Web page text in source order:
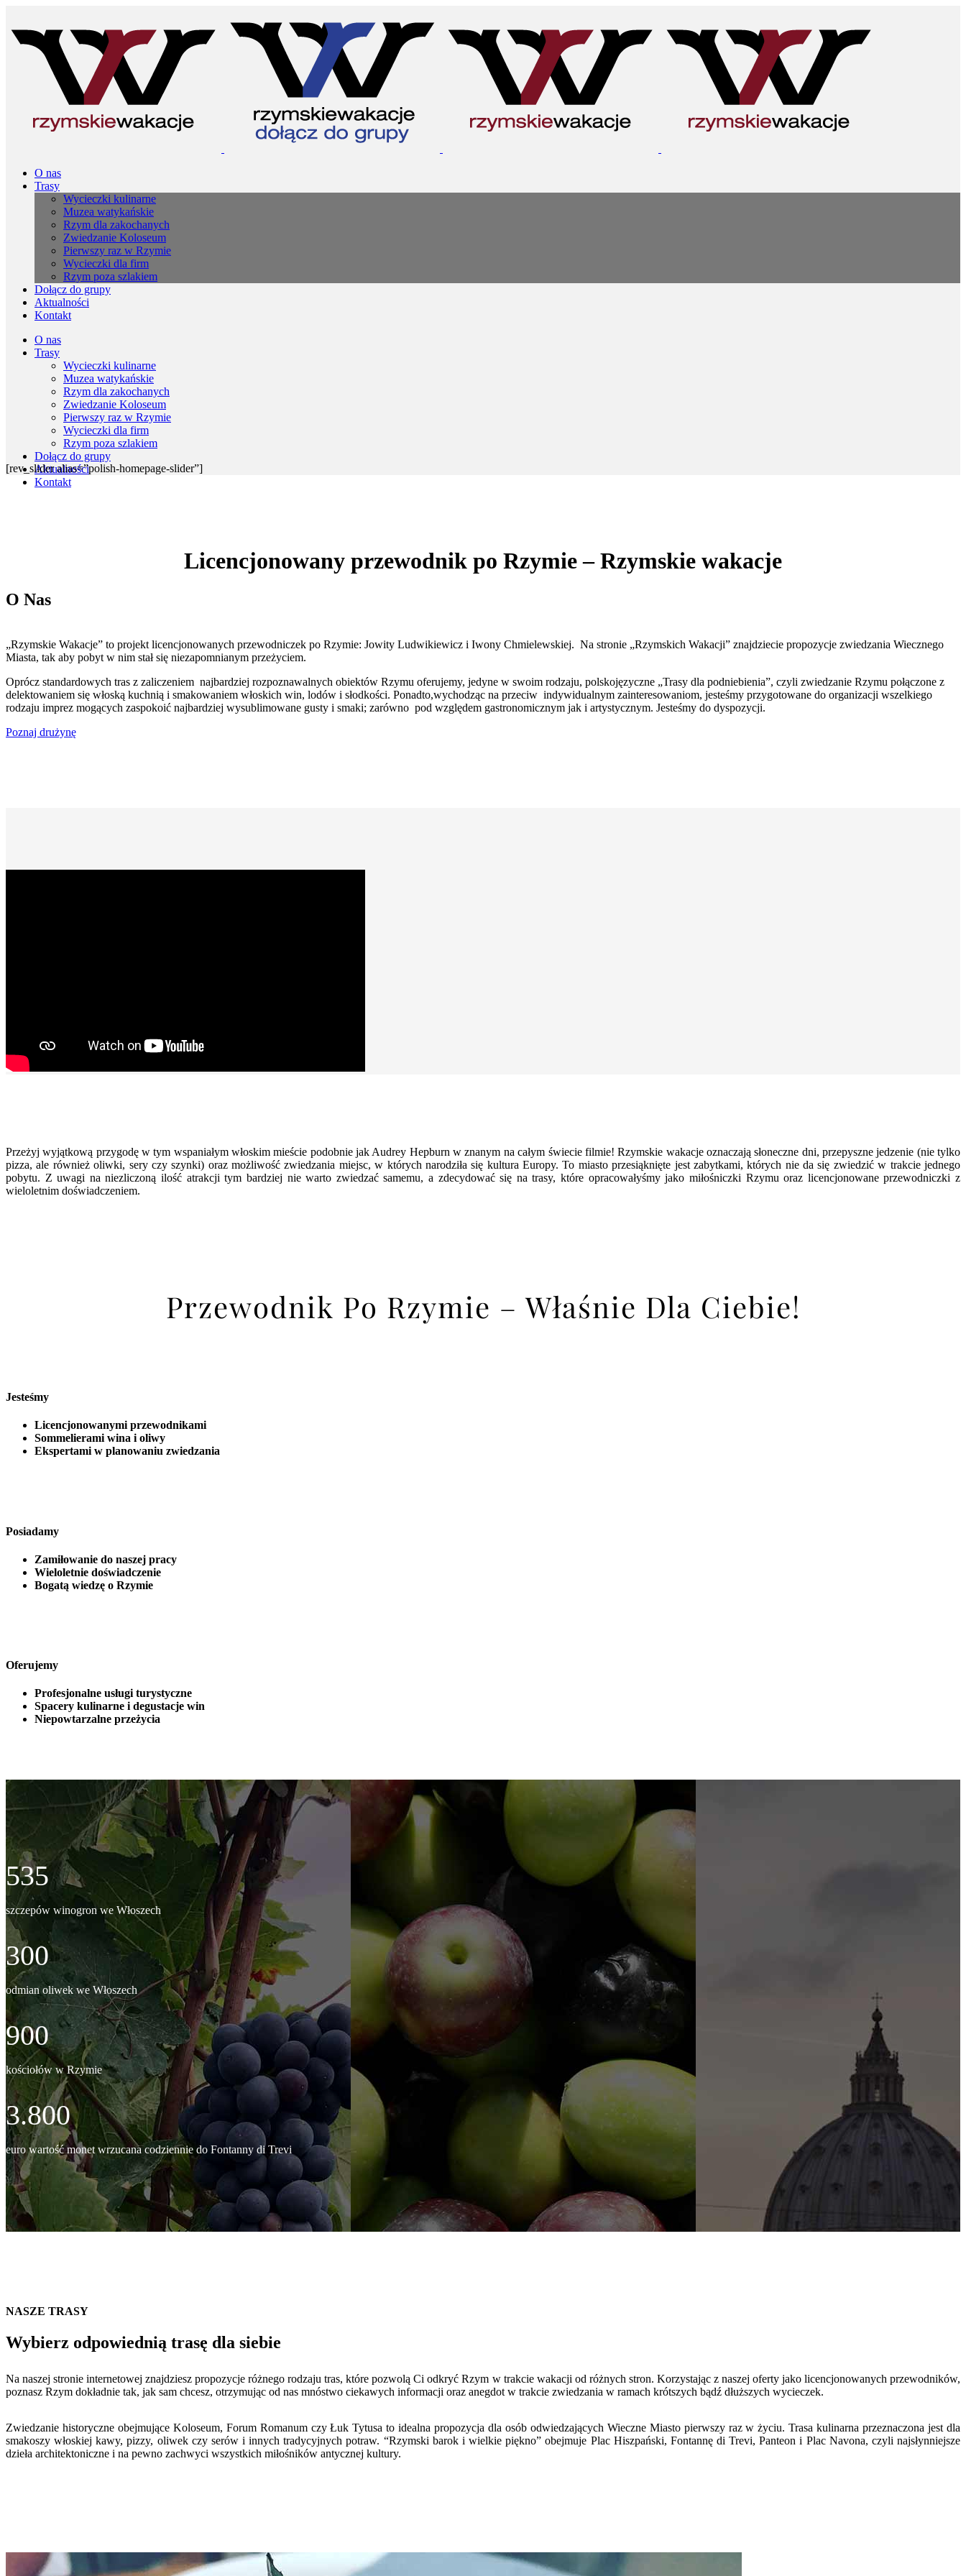
O nas
Trasy
Wycieczki kulinarne
Muzea watykańskie
Rzym dla zakochanych
Zwiedzanie Koloseum
Pierwszy raz w Rzymie
Wycieczki dla firm
Rzym poza szlakiem
Dołącz do grupy
Aktualności
Kontakt
O nas
Trasy
Wycieczki kulinarne
Muzea watykańskie
Rzym dla zakochanych
Zwiedzanie Koloseum
Pierwszy raz w Rzymie
Wycieczki dla firm
Rzym poza szlakiem
Dołącz do grupy
Aktualności
Kontakt
[rev_slider alias=”polish-homepage-slider”]
Licencjonowany przewodnik po Rzymie – Rzymskie wakacje
O Nas
„Rzymskie Wakacje” to projekt licencjonowanych przewodniczek po Rzymie: Jowity Ludwikiewicz i Iwony Chmielewskiej. Na stronie „Rzymskich Wakacji” znajdziecie propozycje zwiedzania Wiecznego
Miasta, tak aby pobyt w nim stał się niezapomnianym przeżyciem.
Oprócz standardowych tras z zaliczeniem najbardziej rozpoznawalnych obiektów Rzymu oferujemy, jedyne w swoim rodzaju, polskojęzyczne „Trasy dla podniebienia”, czyli zwiedzanie Rzymu połączone z
delektowaniem się włoską kuchnią i smakowaniem włoskich win, lodów i słodkości. Ponadto,wychodząc na przeciw indywidualnym zainteresowaniom, jesteśmy przygotowane do organizacji wszelkiego
rodzaju imprez mogących zaspokoić najbardziej wysublimowane gusty i smaki; zarówno pod względem gastronomicznym jak i artystycznym. Jesteśmy do dyspozycji.
Poznaj drużynę
Przeżyj wyjątkową przygodę w tym wspaniałym włoskim mieście podobnie jak Audrey Hepburn w znanym na całym świecie filmie! Rzymskie wakacje oznaczają słoneczne dni, przepyszne jedzenie (nie tylko
pizza, ale również oliwki, sery czy szynki) oraz możliwość zwiedzania miejsc, w których narodziła się kultura Europy. To miasto przesiąknięte jest zabytkami, których nie da się zwiedzić w trakcie jednego
pobytu. Z uwagi na niezliczoną ilość atrakcji tym bardziej nie warto zwiedzać samemu, a zdecydować się na trasy, które opracowałyśmy jako miłośniczki Rzymu oraz licencjonowane przewodniczki z
wieloletnim doświadczeniem.
Przewodnik Po Rzymie – Właśnie Dla Ciebie!
Jesteśmy
Licencjonowanymi przewodnikami
Sommelierami wina i oliwy
Ekspertami w planowaniu zwiedzania
Posiadamy
Zamiłowanie do naszej pracy
Wieloletnie doświadczenie
Bogatą wiedzę o Rzymie
Oferujemy
Profesjonalne usługi turystyczne
Spacery kulinarne i degustacje win
Niepowtarzalne przeżycia
535
szczepów winogron we Włoszech
300
odmian oliwek we Włoszech
900
kościołów w Rzymie
3.800
euro wartość monet wrzucana codziennie do Fontanny di Trevi
NASZE TRASY
Wybierz odpowiednią trasę dla siebie
Na naszej stronie internetowej znajdziesz propozycje różnego rodzaju tras, które pozwolą Ci odkryć Rzym w trakcie wakacji od różnych stron. Korzystając z naszej oferty jako licencjonowanych przewodników,
poznasz Rzym dokładnie tak, jak sam chcesz, otrzymując od nas mnóstwo ciekawych informacji oraz anegdot w trakcie zwiedzania w ramach krótszych bądź dłuższych wycieczek.
Zwiedzanie historyczne obejmujące Koloseum, Forum Romanum czy Łuk Tytusa to idealna propozycja dla osób odwiedzających Wieczne Miasto pierwszy raz w życiu. Trasa kulinarna przeznaczona jest dla
smakoszy włoskiej kawy, pizzy, oliwek czy serów i innych tradycyjnych potraw. “Rzymski barok i wielkie piękno” obejmuje Plac Hiszpański, Fontannę di Trevi, Panteon i Plac Navona, czyli najsłynniejsze
dzieła architektoniczne i na pewno zachwyci wszystkich miłośników antycznej kultury.